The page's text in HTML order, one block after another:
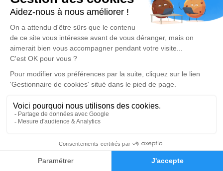
Faire-part Hommages
poèmes ou des textes. Cet endroit est un lieu
d'expression dédié à honorer la mémoire d’Elisa
MOLLET.
Un service de plantation d’arbre hommage est
disponible ici
Cérémonie civile
Crématorium de Vendin-le-Vieil
Route de la Bassée